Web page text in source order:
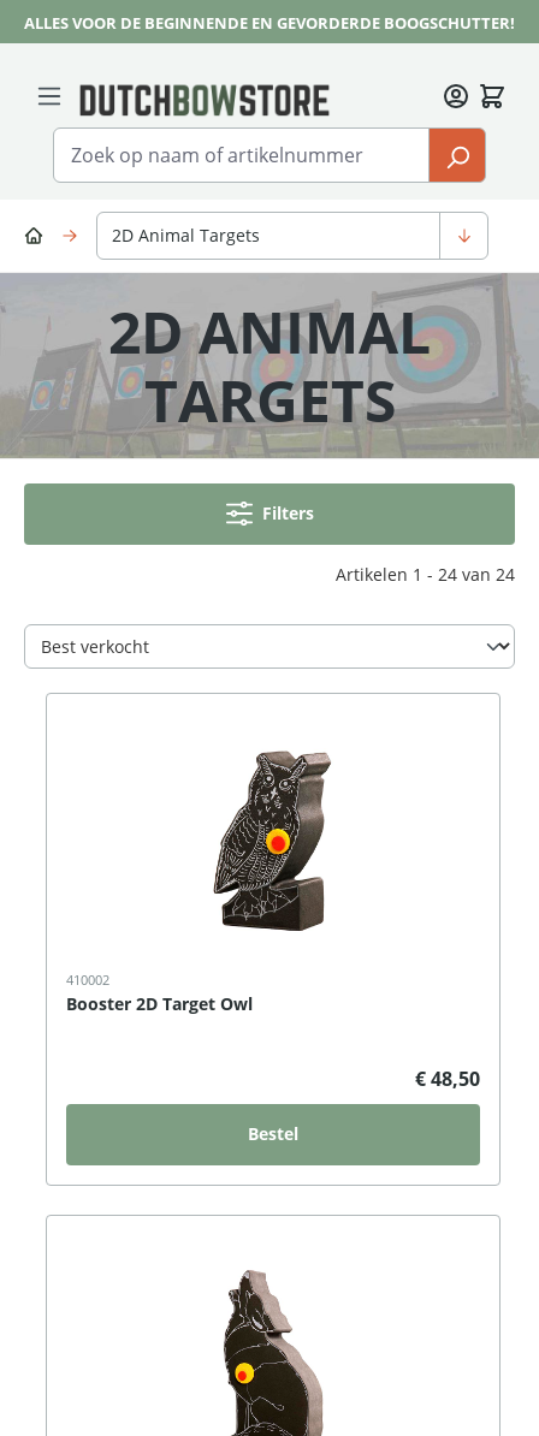
Ga naar de hoofdinhoud
ALLES VOOR DE BEGINNENDE EN GEVORDERDE BOOGSCHUTTER!
2D Animal Targets
2D ANIMAL
TARGETS
Filters
Artikelen 1 - 24 van 24
410002
Booster 2D Target Owl
€ 48,50
Bestel